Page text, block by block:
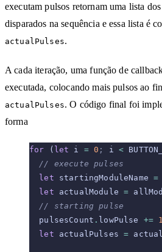
executam pulsos retornam uma lista
disparados na sequência e essa lista é
actualPulses.
A cada iteração, uma função de
executada, colocando mais pulsos ao
actualPulses. O código final foi
forma
for ( let i = 0 ; i <
  // execute pulses
  let
startingModuleName =
  let
actualModule =
  // starting pulse
  pulsesCount
. lowPulse += 1
  let
actualPulses =